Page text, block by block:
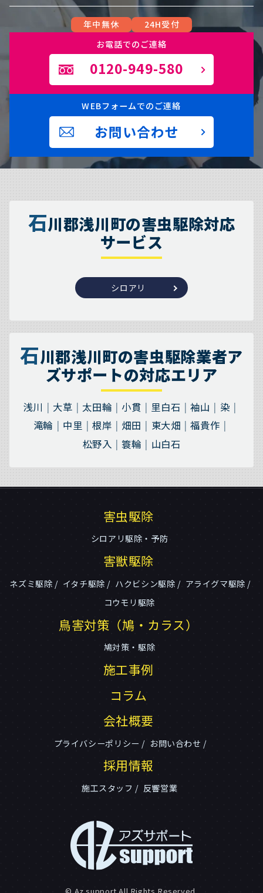
年中無休
24H受付
お電話でのご連絡
0120-949-580
WEBフォームでのご連絡
お問い合わせ
石川郡浅川町の害虫駆除対応
サービス
シロアリ
石川郡浅川町の害虫駆除業者ア
ズサポートの対応エリア
浅川 大草 太田輪 小貫 里白石 袖山
染
滝輪
中里 根岸 畑田 東大畑
福貴作
松野入
簑輪 山白石
害虫駆除
シロアリ駆除・予防
害獣駆除
ネズミ駆除 イタチ駆除 ハクビシン駆除
アライグマ駆除
コウモリ駆除
鳥害対策（鳩・カラス）
鳩対策・駆除
施工事例
コラム
会社概要
プライバシーポリシー お問い合わせ
採用情報
施工スタッフ 反響営業